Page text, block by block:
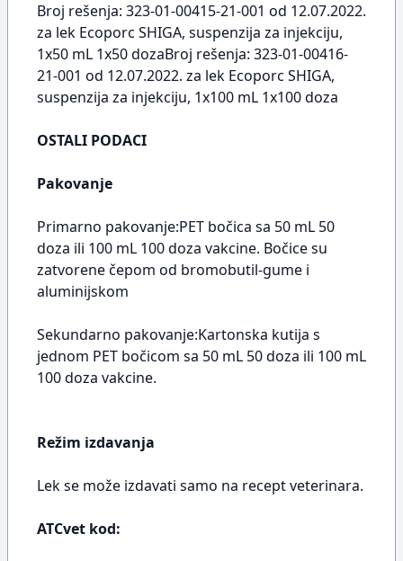
Broj rešenja: 323-01-00415-21-001 od 12.07.2022.
za lek Ecoporc SHIGA, suspenzija za injekciju,
1x50 mL 1x50 dozaBroj rešenja: 323-01-00416-
21-001 od 12.07.2022. za lek Ecoporc SHIGA,
suspenzija za injekciju, 1x100 mL 1x100 doza
OSTALI PODACI
Pakovanje
Primarno pakovanje:PET bočica sa 50 mL 50
doza ili 100 mL 100 doza vakcine. Bočice su
zatvorene čepom od bromobutil-gume i
aluminijskom
Sekundarno pakovanje:Kartonska kutija s
jednom PET bočicom sa 50 mL 50 doza ili 100 mL
100 doza vakcine.
Režim izdavanja
Lek se može izdavati samo na recept veterinara.
ATCvet kod: